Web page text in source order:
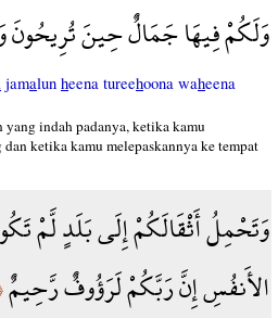
وَلَكُمْ فِيهَا جَمَالٌ حِينَ
jamalun heena tureehoona waheena
yang indah padanya, ketika kamu
ketika kamu melepaskannya ke tempat
وَتَحْمِلُ أَثْقَالَكُمْ إِلَى بَلَدٍ لَّمْ
الأَنفُسِ إِنَّ رَبَّكُمْ لَرَؤُوفٌ رَّحِيمٌ